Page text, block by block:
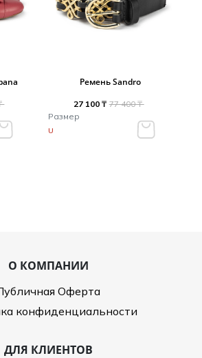
Ремень Sandro
27 100 ₸ 77 400 ₸
Размер
U
О КОМПАНИИ
Оферта
конфиденциальности
ДЛЯ КЛИЕНТОВ